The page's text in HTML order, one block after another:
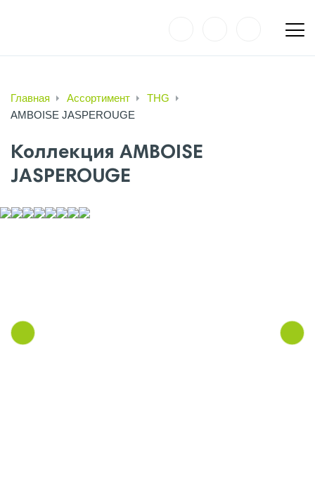
Главная Ассортимент
THG
AMBOISE JASPEROUGE
Коллекция AMBOISE
JASPEROUGE